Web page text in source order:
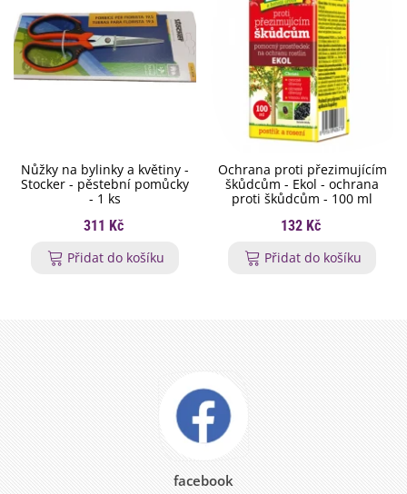
Nůžky na bylinky a květiny -
Stocker - pěstební pomůcky
- 1 ks
311 Kč
Přidat do košíku
Ochrana proti přezimujícím
škůdcům - Ekol - ochrana
proti škůdcům - 100 ml
132 Kč
Přidat do košíku
facebook